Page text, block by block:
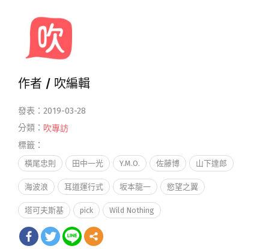
作者 / 吹編輯
發表：2019-03-28
分類： 吹專訪
標籤：
橫尾忠則 田中一光 Y.M.O. 佐藤博 山下達郎
海波浪 耳道運行式 坂本龍一 慾望之翼
塔可夫斯基 pick Wild Nothing